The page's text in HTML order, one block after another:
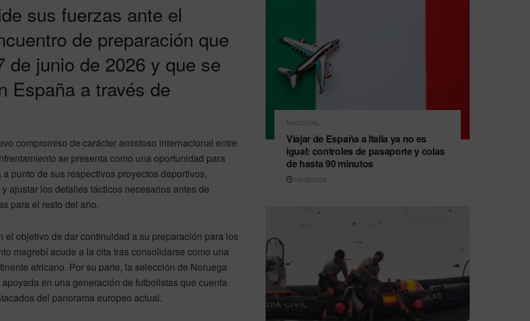
sus fuerzas ante el
de preparación que
de junio de 2026 y que se
España a través de
compromiso de carácter amistoso internacional entre
se presenta como una oportunidad para
punto de sus respectivos proyectos deportivos,
ajustar los detalles tácticos necesarios antes de
para el resto del año.
objetivo de dar continuidad a su preparación para los
magrebí acude a la cita tras consolidarse como una
africano. Por su parte, la selección de Noruega
en una generación de futbolistas que cuenta
del panorama europeo actual.
NACIONAL
Viajar de España a Italia ya no es
igual: controles de pasaporte y colas
de hasta 90 minutos
06/08/2026